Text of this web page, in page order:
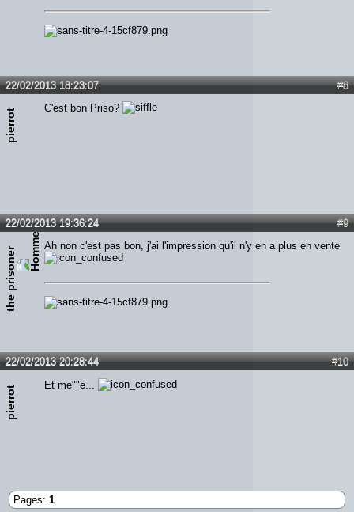
#8
22/02/2013 18:23:07
pierrot C'est bon Priso?
#9
22/02/2013 19:36:24
the prisoner
Ah non c'est pas bon, j'ai l'impression qu'il n'y en a plus en vente
#10
22/02/2013 20:28:44
pierrot Et me""e...
Pages: 1